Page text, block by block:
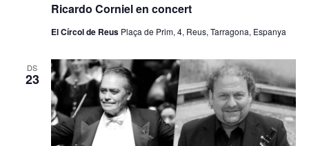
Ricardo Corniel en concert
El Círcol de Reus Plaça de Prim, 4, Reus, Tarragona, Espanya
DS
23